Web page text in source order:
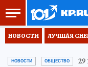
НОВОСТИ ЛУЧШАЯ
НОВОСТИ ОБЩЕСТВО